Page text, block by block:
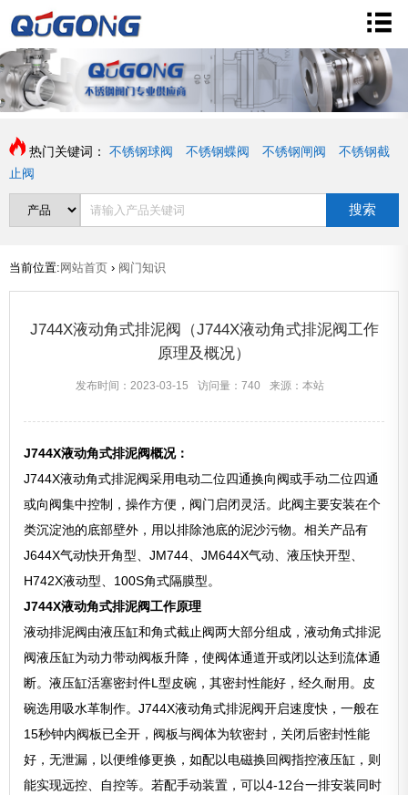
热门关键词： 不锈钢球阀 不锈钢蝶阀 不锈钢闸阀
不锈钢截
止阀
搜索
当前位置: 网站首页 › 阀门知识
J744X液动角式排泥阀（J744X液动角式排泥阀工作
原理及概况）
发布时间：2023-03-15 访问量：740 来源：本站
J744X液动角式排泥阀概况：
J744X液动角式排泥阀采用电动二位四通换向阀或手动二位四通
或向阀集中控制，操作方便，阀门启闭灵活。此阀主要安装在个
类沉淀池的底部壁外，用以排除池底的泥沙污物。相关产品有
J644X气动快开角型、JM744、JM644X气动、液压快开型、
H742X液动型、100S角式隔膜型。
J744X液动角式排泥阀工作原理
液动排泥阀由液压缸和角式截止阀两大部分组成，液动角式排泥
阀液压缸为动力带动阀板升降，使阀体通道开或闭以达到流体通
断。液压缸活塞密封件L型皮碗，其密封性能好，经久耐用。皮
碗选用吸水革制作。J744X液动角式排泥阀开启速度快，一般在
15秒钟内阀板已全开，阀板与阀体为软密封，关闭后密封性能
好，无泄漏，以便维修更换，如配以电磁换回阀指控液压缸，则
能实现远控、自控等。若配手动装置，可以4-12台一排安装同时